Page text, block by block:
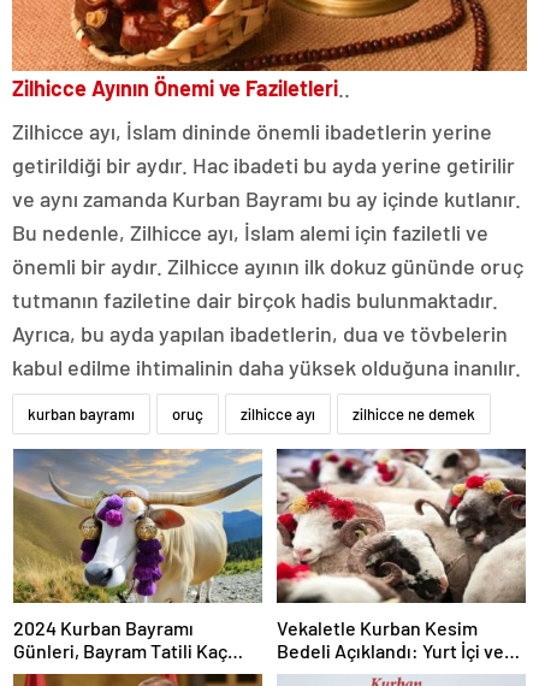
Zilhicce Ayının Önemi ve Faziletleri
Zilhicce ayı, İslam dininde önemli ibadetlerin yerine
getirildiği bir aydır. Hac ibadeti bu ayda yerine getirilir
ve aynı zamanda Kurban Bayramı bu ay içinde kutlanır.
Bu nedenle, Zilhicce ayı, İslam alemi için faziletli ve
önemli bir aydır. Zilhicce ayının ilk dokuz gününde oruç
tutmanın faziletine dair birçok hadis bulunmaktadır.
Ayrıca, bu ayda yapılan ibadetlerin, dua ve tövbelerin
kabul edilme ihtimalinin daha yüksek olduğuna inanılır.
kurban bayramı oruç zilhicce ayı zilhicce ne demek
2024 Kurban Bayramı
Günleri, Bayram Tatili Kaç
Gün Olacak?
Vekaletle Kurban Kesim
Bedeli Açıklandı: Yurt İçi ve
Yurt Dışı Fiyatları Belli Oldu..